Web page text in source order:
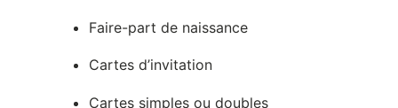
Faire-part de naissance
Cartes d’invitation
Cartes simples ou doubles